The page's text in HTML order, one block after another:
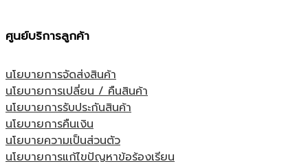
ศูนย์บริการลูกค้า
นโยบายการจัดส่งสินค้า
นโยบายการเปลี่ยน / คืนสินค้า
นโยบายการรับประกันสินค้า
นโยบายการคืนเงิน
นโยบายความเป็นส่วนตัว
นโยบายการแก้ไขปัญหาข้อร้องเรียน